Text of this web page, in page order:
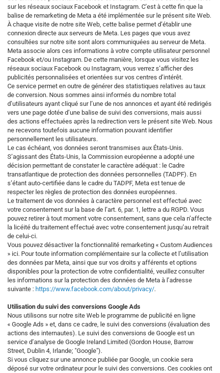
sur les réseaux sociaux Facebook et Instagram. C’est à cette fin que la
balise de remarketing de Meta a été implémentée sur le présent site Web.
À chaque visite de notre site Web, cette balise permet d’établir une
connexion directe aux serveurs de Meta. Les pages que vous avez
consultées sur notre site sont alors communiquées au serveur de Meta.
Meta associe alors ces informations à votre compte utilisateur personnel
Facebook et/ou Instagram. De cette manière, lorsque vous visitez les
réseaux sociaux Facebook ou Instagram, vous verrez s’afficher des
publicités personnalisées et orientées sur vos centres d’intérêt.
Ce service permet en outre de générer des statistiques relatives au taux
de conversion. Nous sommes ainsi informés du nombre total
d’utilisateurs ayant cliqué sur l’une de nos annonces et ayant été redirigés
vers une page dotée d’une balise de suivi des conversions, mais aussi
des actions effectuées après la redirection vers le présent site Web. Nous
ne recevons toutefois aucune information pouvant identifier
personnellement les utilisateurs.
Le cas échéant, vos données seront transmises aux États-Unis.
S’agissant des États-Unis, la Commission européenne a adopté une
décision permettant de constater le caractère adéquat : le Cadre
transatlantique de protection des données personnelles (TADPF). En
s’étant auto-certifiée dans le cadre du TADPF, Meta est tenue de
respecter les règles de protection des données européennes.
Le traitement de vos données à caractère personnel est effectué avec
votre consentement sur la base de l’art. 6, par. 1, lettre a du RGPD. Vous
pouvez retirer à tout moment votre consentement, sans que cela n’affecte
la licéité du traitement effectué avec votre consentement jusqu’au retrait
de celui-ci.
Vous pouvez désactiver la fonctionnalité remarketing « Custom Audiences
» ici. Pour toute information complémentaire sur la collecte et l’utilisation
des données par Meta, ainsi que sur vos droits y afférents et options
disponibles pour la protection de votre confidentialité, veuillez consulter
les informations sur la protection des données de Meta à l’adresse
suivante : https://www.facebook.com/about/privacy/.
Utilisation du suivi des conversions Google Ads
Nous utilisons sur notre site Web le programme de publicité en ligne
« Google Ads » et, dans ce cadre, le suivi des conversions (évaluation des
actions des internautes). Le suivi des conversions de Google est un
service d’analyse de Google Ireland Limited (Gordon House, Barrow
Street, Dublin 4, Irlande; "Google").
Si vous cliquez sur une annonce publiée par Google, un cookie sera
déposé sur votre ordinateur pour le suivi des conversions. Ces cookies ont